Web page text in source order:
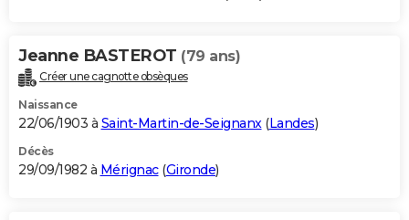
Jeanne BASTEROT (79 ans)
Créer une cagnotte obsèques
Naissance
22/06/1903 à Saint-Martin-de-Seignanx(Landes)
Décès
29/09/1982 à Mérignac(Gironde)